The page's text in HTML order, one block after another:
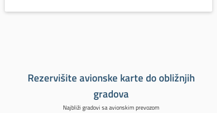
Rezervišite avionske karte do obližnjih
gradova
Najbliži gradovi sa avionskim prevozom